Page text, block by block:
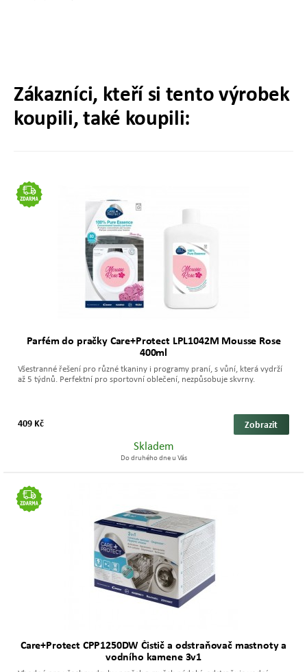
Zákazníci, kteří si tento výrobek
koupili, také koupili:
Parfém do pračky Care+Protect LPL1042M Mousse Rose
400ml
Všestranné řešení pro různé tkaniny i programy praní, s vůní, která vydrží
až 5 týdnů. Perfektní pro sportovní oblečení, nezpůsobuje skvrny.
409 Kč Zobrazit
Skladem
Do druhého dne u Vás
Care+Protect CPP1250DW Čistič a odstraňovač mastnoty a
vodního kamene 3v1